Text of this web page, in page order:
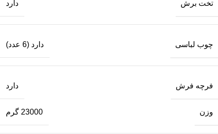
تخت برش دارد
چوب لباسی دارد (6 عدد)
فرچه فرش دارد
وزن 23000 گرم